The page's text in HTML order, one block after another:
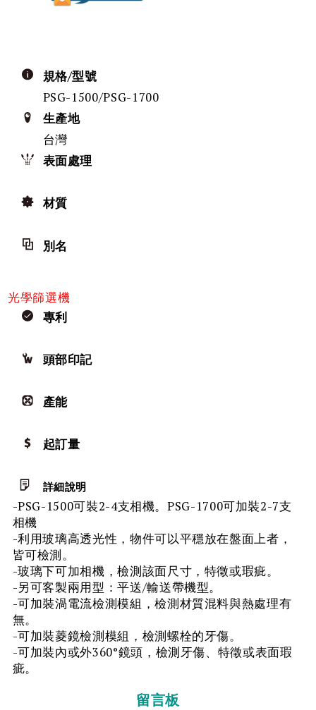
規格/型號
PSG-1500/PSG-1700
生產地
台灣
表面處理
材質
別名
光學篩選機
專利
頭部印記
產能
起訂量
詳細說明
-PSG-1500可裝2-4支相機。PSG-1700可加裝2-7支
相機
-利用玻璃高透光性，物件可以平穩放在盤面上者，
皆可檢測。
-玻璃下可加相機，檢測該面尺寸，特徵或瑕疵。
-另可客製兩用型：平送/輸送帶機型。
-可加裝渦電流檢測模組，檢測材質混料與熱處理有
無。
-可加裝菱鏡檢測模組，檢測螺栓的牙傷。
-可加裝內或外360°鏡頭，檢測牙傷、特徵或表面瑕
疵。
留言板